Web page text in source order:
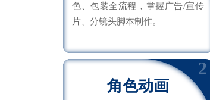
色、包装全流程，掌握广告/宣传
片、分镜头脚本制作。
2
角色动画